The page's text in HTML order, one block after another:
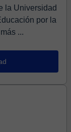
la Universidad
por la
...